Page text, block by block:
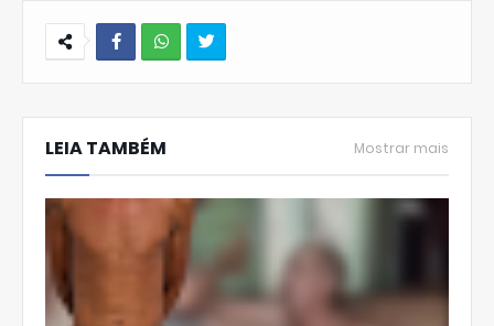
Ap
LEIA TAMBÉM Mostrar mais